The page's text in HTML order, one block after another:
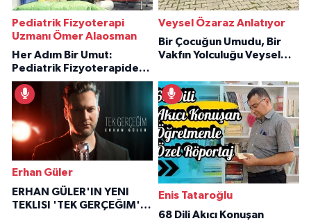
Pediatrik Fizyoterapi
Uzmanı Ömer Alaosman
Her Adım Bir Umut:
Pediatrik Fizyoterapiden
İlham Veren Hikâyeler
Veysel Özaraz Anlatıyor
Bir Çocuğun Umudu, Bir
Vakfın Yolculuğu Veysel
Erhan Güler
ERHAN GÜLER'IN YENI
TEKLISI 'TEK GERÇEĞIM'LE
Enis Tataroğlu
68 Dili Akıcı Konuşan